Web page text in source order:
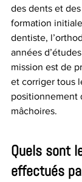
des dents et
formation
dentiste,
années
mission est de
et corriger tous
positionnement
mâchoires.
Quels sont
effectués